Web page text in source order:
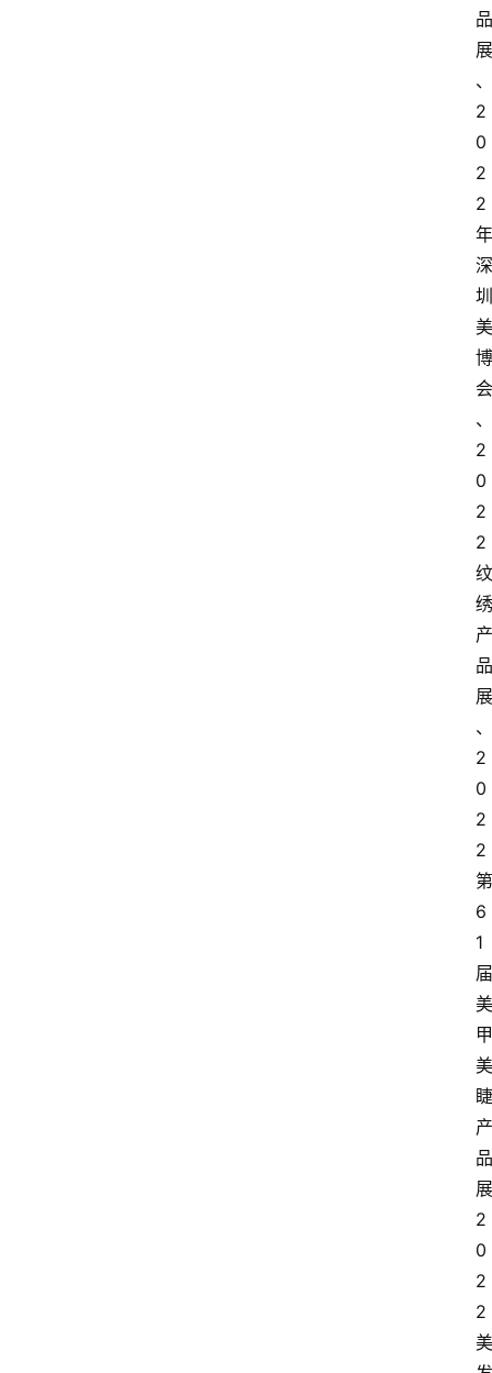
品
展
、
2
0
2
2
年
深
圳
美
博
会
、
2
0
2
2
纹
绣
产
品
展
、
2
0
2
2
第
6
1
届
美
甲
美
睫
产
品
展
2
0
2
2
美